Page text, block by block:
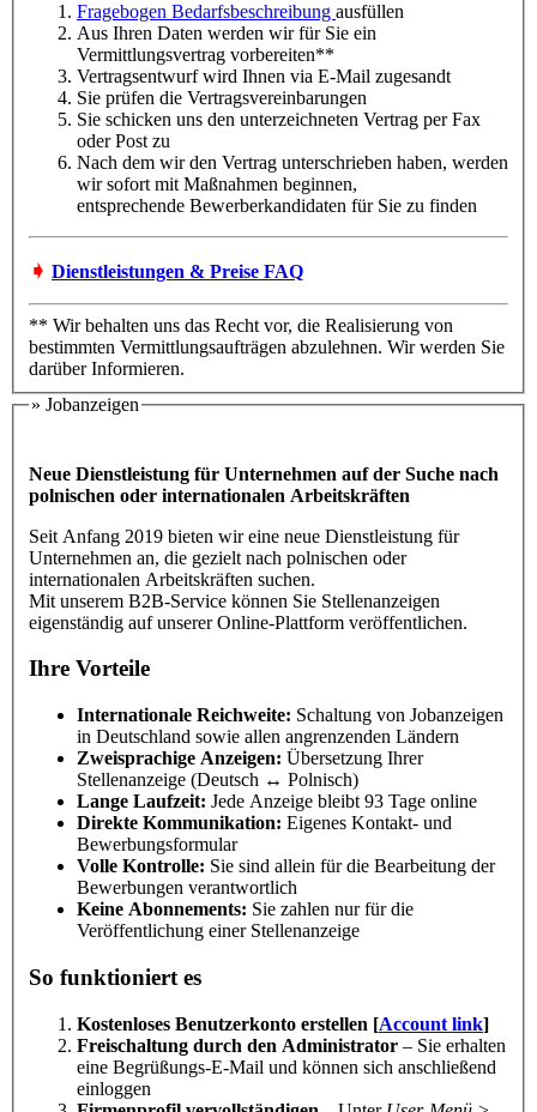
Fragebogen Bedarfsbeschreibung ausfüllen
Aus Ihren Daten werden wir für Sie ein
Vermittlungsvertrag vorbereiten**
Vertragsentwurf wird Ihnen via E-Mail zugesandt
Sie prüfen die Vertragsvereinbarungen
Sie schicken uns den unterzeichneten Vertrag per Fax
oder Post zu
Nach dem wir den Vertrag unterschrieben haben, werden
wir sofort mit Maßnahmen beginnen,
entsprechende Bewerberkandidaten für Sie zu finden
➧ Dienstleistungen & Preise FAQ
** Wir behalten uns das Recht vor, die Realisierung von
bestimmten Vermittlungsaufträgen abzulehnen. Wir werden Sie
darüber Informieren.
» Jobanzeigen
Neue Dienstleistung für Unternehmen auf der Suche nach
polnischen oder internationalen Arbeitskräften
Seit Anfang 2019 bieten wir eine neue Dienstleistung für
Unternehmen an, die gezielt nach polnischen oder
internationalen Arbeitskräften suchen.
Mit unserem B2B-Service können Sie Stellenanzeigen
eigenständig auf unserer Online-Plattform veröffentlichen.
Ihre Vorteile
Internationale Reichweite: Schaltung von Jobanzeigen
in Deutschland sowie allen angrenzenden Ländern
Zweisprachige Anzeigen: Übersetzung Ihrer
Stellenanzeige (Deutsch ↔ Polnisch)
Lange Laufzeit: Jede Anzeige bleibt 93 Tage online
Direkte Kommunikation: Eigenes Kontakt- und
Bewerbungsformular
Volle Kontrolle: Sie sind allein für die Bearbeitung der
Bewerbungen verantwortlich
Keine Abonnements: Sie zahlen nur für die
Veröffentlichung einer Stellenanzeige
So funktioniert es
Kostenloses Benutzerkonto erstellen [Account link]
Freischaltung durch den Administrator – Sie erhalten
eine Begrüßungs-E-Mail und können sich anschließend
einloggen